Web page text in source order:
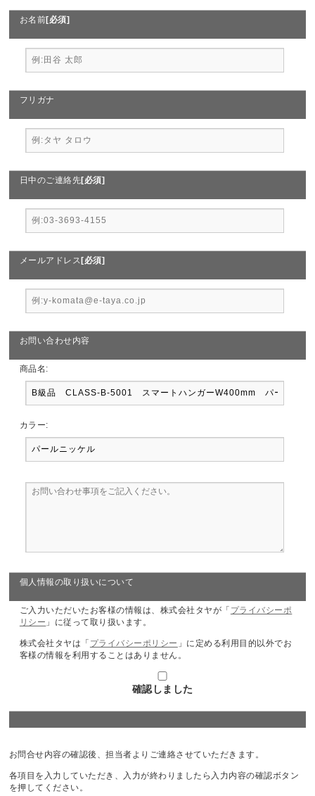
お名前[必須]
フリガナ
日中のご連絡先[必須]
メールアドレス [必須]
お問い合わせ内容
商品名:
カラー:
個人情報の取り扱いについて
ご入力いただいたお客様の情報は、株式会社タヤが「 プライバシーポ
リシー 」に従って取り扱います。
株式会社タヤは「 プライバシーポリシー 」に定める利用目的以外でお
客様の情報を利用することはありません。
確認しました
お問合せ内容の確認後、担当者よりご連絡させていただきます。
各項目を入力していただき、入力が終わりましたら入力内容の確認ボタン
を押してください。